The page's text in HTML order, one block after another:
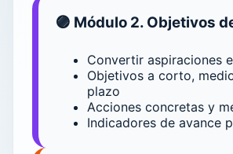
🟣 Módulo 2. Objetivos
Convertir aspiraciones
Objetivos a corto,
plazo
Acciones concretas y
Indicadores de avance